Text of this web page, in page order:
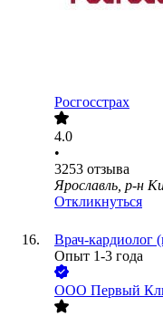
Росгосстрах
4.0
•
3253 отзыва
Ярославль, р-н
Откликнуться
Врач-кардиолог
Опыт 1-3 года
ООО Первый